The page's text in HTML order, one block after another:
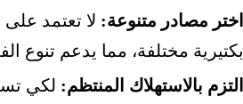
اختر مصادر متنوعة: لا تعتمد
بكتيرية مختلفة، مما يدعم تنوع
التزم بالاستهلاك المنتظم: لكي